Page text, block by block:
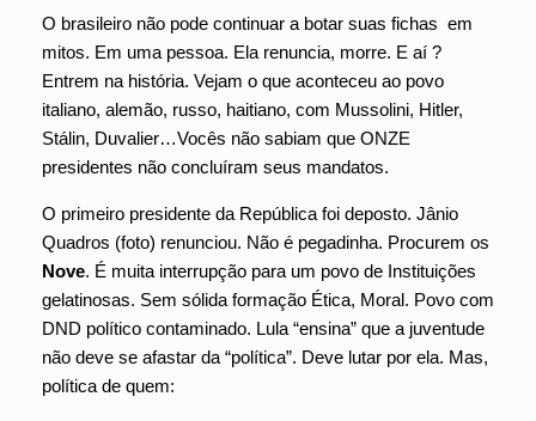
O brasileiro não pode continuar a botar suas fichas em
mitos. Em uma pessoa. Ela renuncia, morre. E aí ?
Entrem na história. Vejam o que aconteceu ao povo
italiano, alemão, russo, haitiano, com Mussolini, Hitler,
Stálin, Duvalier…Vocês não sabiam que ONZE
presidentes não concluíram seus mandatos.
O primeiro presidente da República foi deposto. Jânio
Quadros (foto) renunciou. Não é pegadinha. Procurem os
Nove. É muita interrupção para um povo de Instituições
gelatinosas. Sem sólida formação Ética, Moral. Povo com
DND político contaminado. Lula “ensina” que a juventude
não deve se afastar da “política”. Deve lutar por ela. Mas,
política de quem: